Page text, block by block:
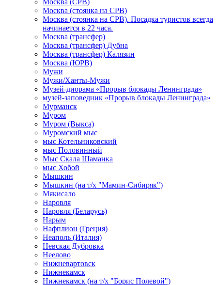
Москва (СРВ)
Москва (стоянка на СРВ)
Москва (стоянка на СРВ). Посадка туристов всегда
начинается в 22 часа.
Москва (трансфер)
Москва (трансфер) Дубна
Москва (трансфер) Калязин
Москва (ЮРВ)
Мужи
Мужи/Ханты-Мужи
Музей-диорама «Прорыв блокады Ленинграда»
музей-заповедник «Прорыв блокады Ленинграда»
Мурманск
Муром
Муром (Выкса)
Муромский мыс
мыс Котельниковский
мыс Половинный
Мыс Скала Шаманка
мыс Хобой
Мышкин
Мышкин (на т/х "Мамин-Сибиряк")
Мякисало
Наровля
Наровля (Беларусь)
Нарым
Нафплион (Греция)
Неаполь (Италия)
Невская Дубровка
Неелово
Нижневартовск
Нижнекамск
Нижнекамск (на т/х "Борис Полевой")